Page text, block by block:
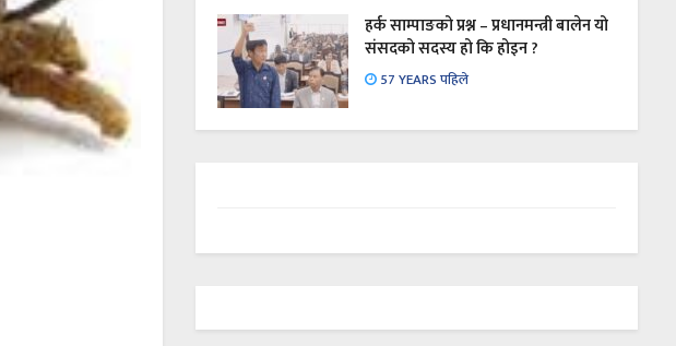
हर्क साम्पाङको प्रश्न – प्रधानमन्त्री बालेन यो
संसदको सदस्य हो कि होइन ?
57 YEARS पहिले